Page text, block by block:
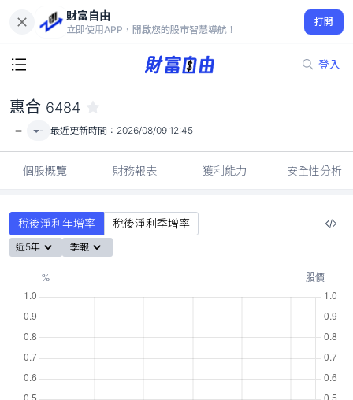
財富自由
立即使用APP，開啟您的股市智慧導航！
打開
登入
-
惠合 6484
- - 最近更新時間： 2026/08/09 12:45
個股概覽 財務報表 獲利能力 安全性分析
稅後淨利年增率 稅後淨利季增率
近5年 季報